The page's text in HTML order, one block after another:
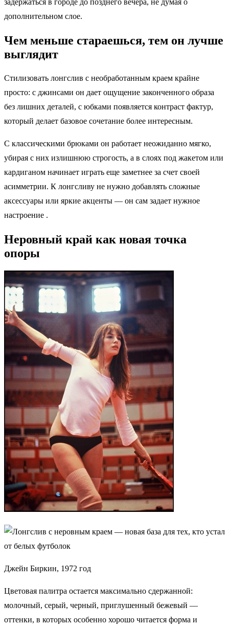
дополнительном слое.
Чем меньше стараешься, тем он лучше
выглядит
Стилизовать лонгслив с необработанным краем крайне
просто: с джинсами он дает ощущение законченного образа
без лишних деталей, с юбками появляется контраст фактур,
который делает базовое сочетание более интересным.
С классическими брюками он работает неожиданно мягко,
убирая с них излишнюю строгость, а в слоях под жакетом или
кардиганом начинает играть еще заметнее за счет своей
асимметрии. К лонгсливу не нужно добавлять сложные
аксессуары или яркие акценты — он сам задает нужное
настроение .
Неровный край как новая точка
опоры
Джейн Биркин, 1972 год
Цветовая палитра остается максимально сдержанной:
молочный, серый, черный, приглушенный бежевый —
оттенки, в которых особенно хорошо читается форма и